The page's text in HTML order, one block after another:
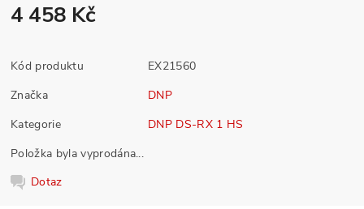
4 458 Kč
Kód produktu
EX21560
Značka
DNP
Kategorie
DNP DS-RX 1 HS
Položka byla vyprodána...
Dotaz